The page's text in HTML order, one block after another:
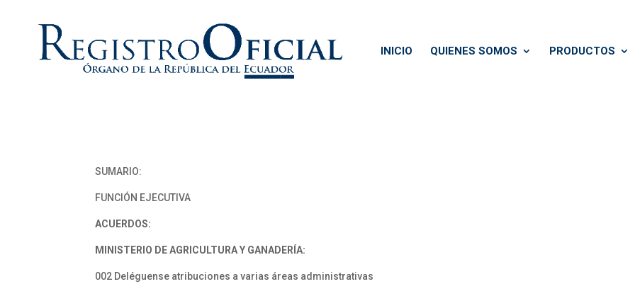
INICIO QUIENES SOMOS PRODUCTOS
SUMARIO:
FUNCIÓN EJECUTIVA
ACUERDOS:
MINISTERIO DE AGRICULTURA Y GANADERÍA:
002 Deléguense atribuciones a varias áreas administrativas